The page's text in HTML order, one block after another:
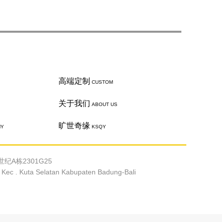
高端定制 CUSTOM
关于我们 ABOUT US
旷世奇缘 KSQY
纪A栋2301G25
. Kuta Selatan Kabupaten Badung-Bali